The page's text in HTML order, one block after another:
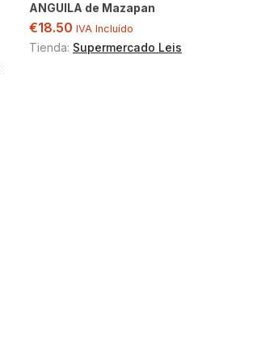
ANGUILA de Mazapan
€18.50 IVA Incluído
Tienda: Supermercado Leis